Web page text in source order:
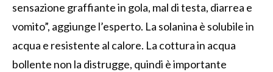
sensazione graffiante in gola, mal di testa, diarrea e
vomito”, aggiunge l’esperto. La solanina è solubile in
acqua e resistente al calore. La cottura in acqua
bollente non la distrugge, quindi è importante